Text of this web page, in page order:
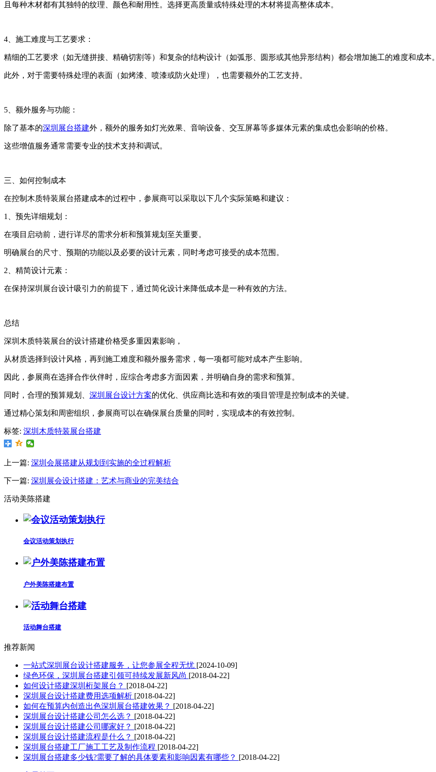
且每种木材都有其独特的纹理、颜色和耐用性。选择更高质量或特殊处理的木材将提高整体成本。
4、施工难度与工艺要求：
精细的工艺要求（如无缝拼接、精确切割等）和复杂的结构设计（如弧形、圆形或其他异形结构）都会增加施工的难度和成本。
此外，对于需要特殊处理的表面（如烤漆、喷漆或防火处理），也需要额外的工艺支持。
5、额外服务与功能：
除了基本的深圳展台搭建外，额外的服务如灯光效果、音响设备、交互屏幕等多媒体元素的集成也会影响的价格。
这些增值服务通常需要专业的技术支持和调试。
三 、如何控制成本
在控制木质特装展台搭建成本的过程中，参展商可以采取以下几个实际策略和建议：
1、预先详细规划：
在项目启动前，进行详尽的需求分析和预算规划至关重要。
明确展台的尺寸、预期的功能以及必要的设计元素，同时考虑可接受的成本范围。
2、精简设计元素：
在保持深圳展台设计吸引力的前提下，通过简化设计来降低成本是一种有效的方法。
总结
深圳木质特装展台的设计搭建价格受多重因素影响，
从材质选择到设计风格，再到施工难度和额外服务需求，每一项都可能对成本产生影响。
因此，参展商在选择合作伙伴时，应综合考虑多方面因素，并明确自身的需求和预算。
同时，合理的预算规划、 深圳展台设计方案的优化、供应商比选和有效的项目管理是控制成本的关键。
通过精心策划和周密组织，参展商可以在确保展台质量的同时，实现成本的有效控制。
标签: 深圳木质特装展台搭建
上一篇: 深圳会展搭建从规划到实施的全过程解析
下一篇: 深圳展会设计搭建：艺术与商业的完美结合
活动美陈搭建
会议活动策划执行
户外美陈搭建布置
活动舞台搭建
推荐新闻
一站式深圳展台设计搭建服务，让您参展全程无忧 [2024-10-09]
绿色环保，深圳展台搭建引领可持续发展新风尚 [2018-04-22]
如何设计搭建深圳桁架展台？ [2018-04-22]
深圳展台设计搭建费用选项解析 [2018-04-22]
如何在预算内创造出色深圳展台搭建效果？ [2018-04-22]
深圳展台设计搭建公司怎么选？ [2018-04-22]
深圳展台设计搭建公司哪家好？ [2018-04-22]
深圳展台设计搭建流程是什么？ [2018-04-22]
深圳展台搭建工厂施工工艺及制作流程 [2018-04-22]
深圳展台搭建多少钱?需要了解的具体要素和影响因素有哪些？ [2018-04-22]